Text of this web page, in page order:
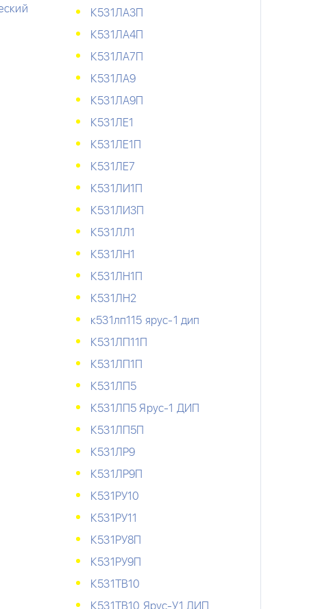
К531ЛА3П
К531ЛА4П
К531ЛА7П
К531ЛА9
К531ЛА9П
К531ЛЕ1
К531ЛЕ1П
К531ЛЕ7
К531ЛИ1П
К531ЛИ3П
К531ЛЛ1
К531ЛН1
К531ЛН1П
К531ЛН2
к531лп115 ярус-1 дип
К531ЛП11П
К531ЛП1П
К531ЛП5
К531ЛП5 Ярус-1 ДИП
К531ЛП5П
К531ЛР9
К531ЛР9П
К531РУ10
К531РУ11
К531РУ8П
К531РУ9П
К531ТВ10